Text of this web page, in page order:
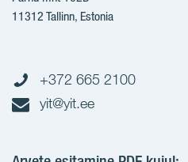
11312 Tallinn, Estonia
+372 665 2100
yit@yit.ee